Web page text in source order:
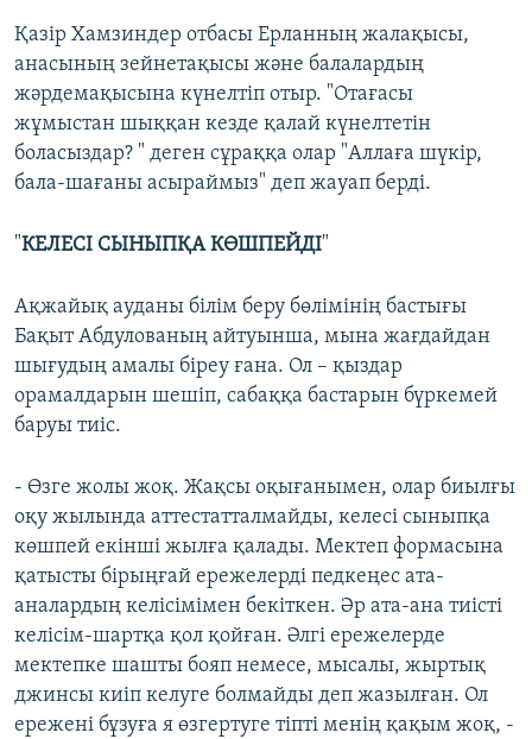
Қазір Хамзиндер отбасы Ерланның жалақысы,
анасының зейнетақысы және балалардың
жәрдемақысына күнелтіп отыр. "Отағасы
жұмыстан шыққан кезде қалай күнелтетін
боласыздар? " деген сұраққа олар "Аллаға шүкір,
бала-шағаны асыраймыз" деп жауап берді.
"КЕЛЕСІ СЫНЫПҚА КӨШПЕЙДІ"
Ақжайық ауданы білім беру бөлімінің бастығы
Бақыт Абдулованың айтуынша, мына жағдайдан
шығудың амалы біреу ғана. Ол – қыздар
орамалдарын шешіп, сабаққа бастарын бүркемей
баруы тиіс.
- Өзге жолы жоқ. Жақсы оқығанымен, олар биылғы
оқу жылында аттестатталмайды, келесі сыныпқа
көшпей екінші жылға қалады. Мектеп формасына
қатысты бірыңғай ережелерді педкеңес ата-
аналардың келісімімен бекіткен. Әр ата-ана тиісті
келісім-шартқа қол қойған. Әлгі ережелерде
мектепке шашты бояп немесе, мысалы, жыртық
джинсы киіп келуге болмайды деп жазылған. Ол
ережені бұзуға я өзгертуге тіпті менің қақым жоқ, -